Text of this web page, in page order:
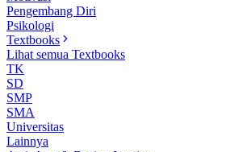
Pengembang Diri
Psikologi
Textbooks
Lihat semua Textbooks
TK
SD
SMP
SMA
Universitas
Lainnya